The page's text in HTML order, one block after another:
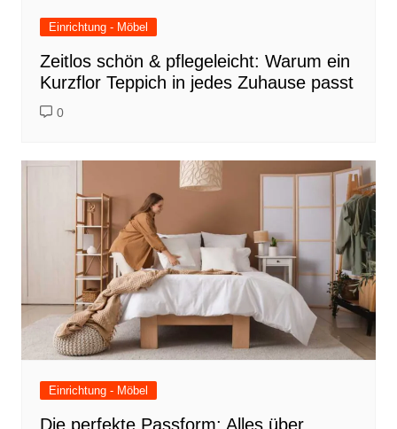
Einrichtung - Möbel
Zeitlos schön & pflegeleicht: Warum ein
Kurzflor Teppich in jedes Zuhause passt
0
Einrichtung - Möbel
Die perfekte Passform: Alles über